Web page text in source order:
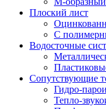
Плоский лист
С
Водосточные
Сопутствующие
Гидро-
Тепло-